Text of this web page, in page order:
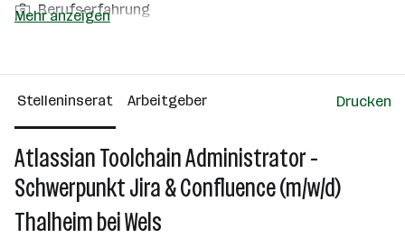
Berufserfahrung
2501 - 10000 Mitarbeiter*innen
Pettenbach
Mehr anzeigen
Stelleninserat Arbeitgeber Drucken
Atlassian Toolchain Administrator -
Schwerpunkt Jira & Confluence (m/w/d)
Thalheim bei Wels